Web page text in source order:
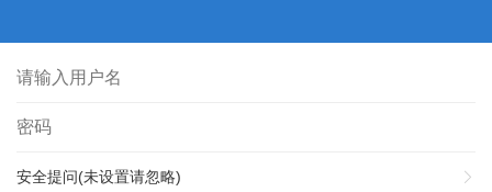
安全提问(未设置请忽略)